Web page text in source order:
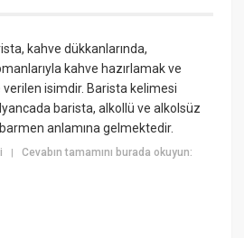
kahve dükkanlarında,
kahve hazırlamak ve
isimdir. Barista kelimesi
barista, alkollü ve alkolsüz
anlamına gelmektedir.
|Cevabın tamamını burada okuyun: